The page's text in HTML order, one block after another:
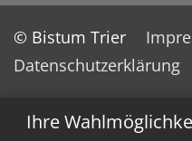
Ihre
© Bistum Trier
Datenschutzerklärung